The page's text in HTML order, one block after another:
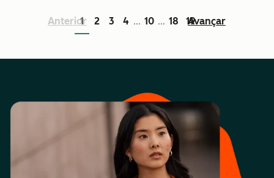
Anterior
1 2 3 4 ... 10 ... 18 19
Avançar